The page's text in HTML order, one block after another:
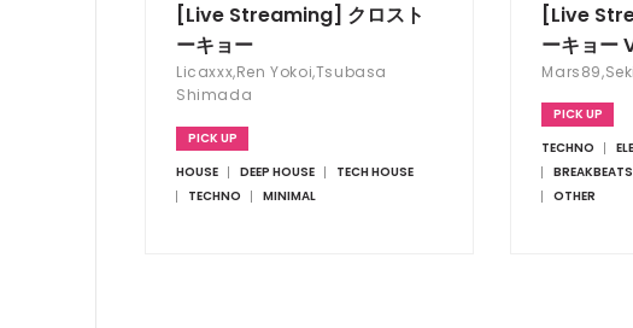
[Live Streaming] クロスト
ーキョー
Licaxxx,Ren Yokoi,Tsubasa
Shimada
PICK UP
HOUSE
DEEP HOUSE
TECH HOUSE
TECHNO
MINIMAL
[Live
ーキョー
PICK UP
TECHNO
BREAKBEATS
OTHER